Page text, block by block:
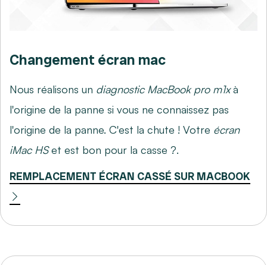
Changement écran mac
Nous réalisons un diagnostic MacBook pro m1xà
l'origine de la panne si vous ne connaissez pas
l'origine de la panne. C'est la chute ! Votre écran
iMac HSet est bon pour la casse ?.
REMPLACEMENT ÉCRAN CASSÉ SUR MACBOOK